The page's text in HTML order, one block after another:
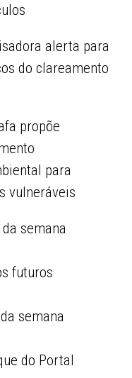
alerta para
do clareamento
propõe
para
vulneráveis
semana
futuros
semana
do Portal